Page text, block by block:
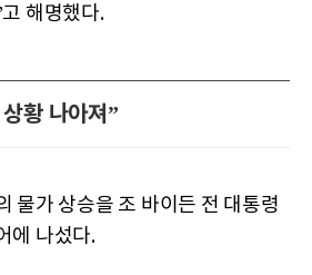
해명했다.
황 나아져”
물가 상승을 조 바이든 전 대통령
에 나섰다.